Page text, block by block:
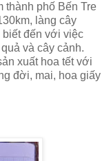
thành phố Bến Tre
làng cây
đến với việc
và cây cảnh.
xuất hoa tết với
đời, mai, hoa giấy